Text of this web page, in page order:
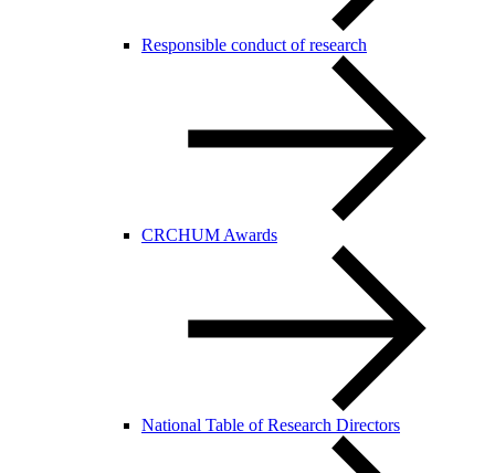
Responsible conduct of research
CRCHUM Awards
National Table of Research Directors